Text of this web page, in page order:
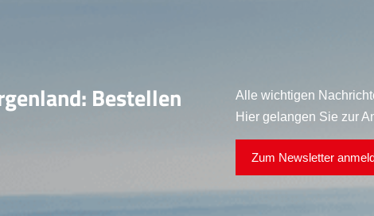
Bestellen
Alle wichtigen
Hier gelangen Sie zur
Zum Newsletter